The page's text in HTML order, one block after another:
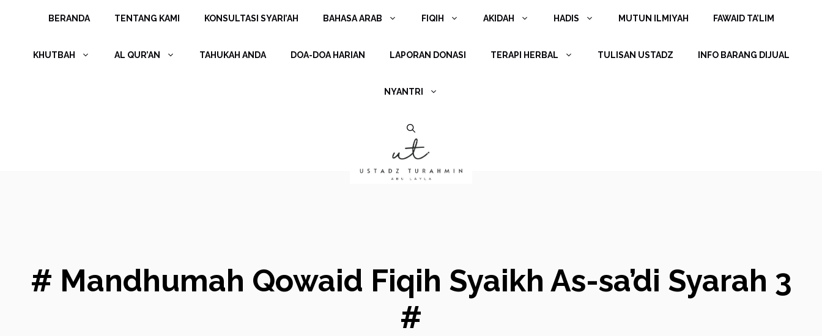
BERANDA TENTANG KAMI KONSULTASI SYARI’AH BAHASA ARAB FIQIH AKIDAH HADIS MUTUN ILMIYAH FAWAID TA’LIM
KHUTBAH AL QUR’AN TAHUKAH ANDA DOA-DOA HARIAN LAPORAN DONASI TERAPI HERBAL TULISAN USTADZ INFO BARANG DIJUAL
NYANTRI
# Mandhumah Qowaid Fiqih Syaikh As-sa’di Syarah 3
#